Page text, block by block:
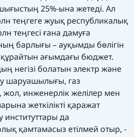
25%-ына жетеді. Ал
теңгеге жуық республикалық
теңгесі ғана дамуға
барлығы – ауқымды бөлігін
ағымдағы бюджет.
негізі болатын электр және
шаруашылығы, газ
жол, инженерлік желілер мен
жеткілікті қаражат
институттары да
қамтамасыз етілмей отыр, -